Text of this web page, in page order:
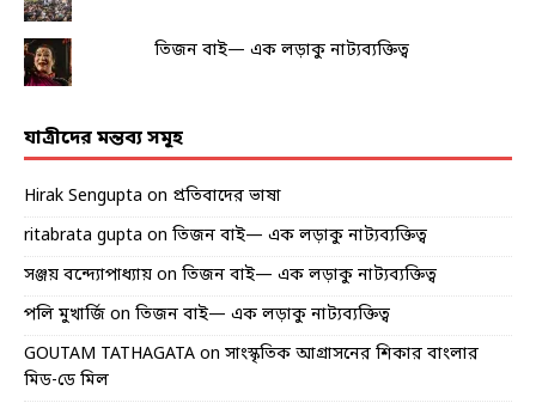
তিজন বাই— এক লড়াকু নাট্যব্যক্তিত্ব
যাত্রীদের মন্তব্য সমূহ
Hirak Sengupta on প্রতিবাদের ভাষা
ritabrata gupta on তিজন বাই— এক লড়াকু নাট্যব্যক্তিত্ব
সঞ্জয় বন্দ্যোপাধ্যায় on তিজন বাই— এক লড়াকু নাট্যব্যক্তিত্ব
পলি মুখার্জি on তিজন বাই— এক লড়াকু নাট্যব্যক্তিত্ব
GOUTAM TATHAGATA on সাংস্কৃতিক আগ্রাসনের শিকার বাংলার
মিড-ডে মিল